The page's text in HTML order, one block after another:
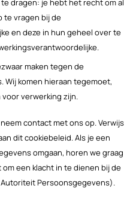
dragen: je hebt het recht om al
te vragen bij de
en deze in hun geheel over te
maken tegen de
Wij komen hieraan tegemoet,
verwerking zijn.
contact met ons op. Verwijs
dit cookiebeleid. Als je een
omgaan, horen we graag
een klacht in te dienen bij de
Persoonsgegevens).